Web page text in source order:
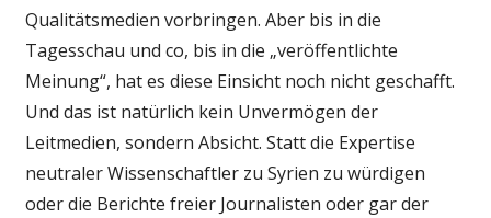
Qualitätsmedien vorbringen. Aber bis in die
Tagesschau und co, bis in die „veröffentlichte
Meinung“, hat es diese Einsicht noch nicht geschafft.
Und das ist natürlich kein Unvermögen der
Leitmedien, sondern Absicht. Statt die Expertise
neutraler Wissenschaftler zu Syrien zu würdigen
oder die Berichte freier Journalisten oder gar der